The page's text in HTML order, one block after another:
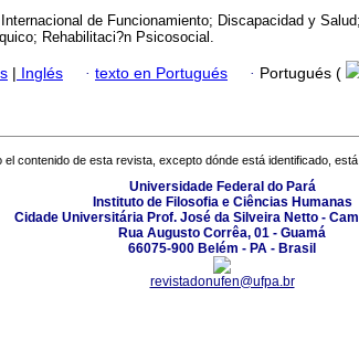
de Funcionamiento; Discapacidad y Salud;
Rehabilitaci?n Psicosocial.
| Inglés · texto en Portugués · Portugués (
el contenido de esta revista, excepto dónde está identificado,
Universidade Federal do Pará
Instituto de Filosofia e Ciências Humanas
Cidade Universitária Prof. José da Silveira Netto -
Rua Augusto Corrêa, 01 - Guamá
66075-900 Belém - PA - Brasil
revistadonufen@ufpa.br